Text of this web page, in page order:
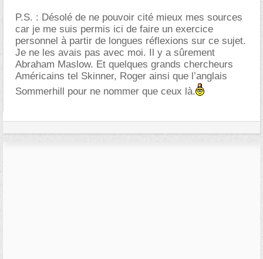
P.S. : Désolé de ne pouvoir cité mieux mes sources
car je me suis permis ici de faire un exercice
personnel à partir de longues réflexions sur ce sujet.
Je ne les avais pas avec moi. Il y a sûrement
Abraham Maslow. Et quelques grands chercheurs
Américains tel Skinner, Roger ainsi que l’anglais
Sommerhill pour ne nommer que ceux là.